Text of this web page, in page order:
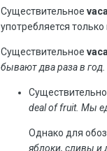
Существительное
употребляется
Существительное
бывают два раза в год.
deal of fruit. Мы
Однако для
яблоки, сливы и